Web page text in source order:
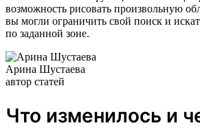
возможность рисовать произвольную
вы могли ограничить свой поиск и
по заданной зоне.
Арина Шустаева
автор статей
Что изменилось и